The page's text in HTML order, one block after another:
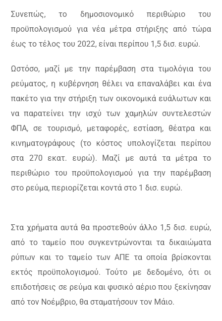
Συνεπώς, το δημοσιονομικό περιθώριο του
προϋπολογισμού για νέα μέτρα στήριξης από τώρα
έως το τέλος του 2022, είναι περίπου 1,5 δισ. ευρώ.
Ωστόσο, μαζί με την παρέμβαση στα τιμολόγια του
ρεύματος, η κυβέρνηση θέλει να επαναλάβει και ένα
πακέτο για την στήριξη των οικονομικά ευάλωτων και
να παρατείνει την ισχύ των χαμηλών συντελεστών
ΦΠΑ, σε τουρισμό, μεταφορές, εστίαση, θέατρα και
κινηματογράφους (το κόστος υπολογίζεται περίπου
στα 270 εκατ. ευρώ). Μαζί με αυτά τα μέτρα το
περιθώριο του προϋπολογισμού για την παρέμβαση
στο ρεύμα, περιορίζεται κοντά στο 1 δισ. ευρώ.
Στα χρήματα αυτά θα προστεθούν άλλο 1,5 δισ. ευρώ,
από το ταμείο που συγκεντρώνονται τα δικαιώματα
ρύπων και το ταμείο των ΑΠΕ τα οποία βρίσκονται
εκτός προϋπολογισμού. Τούτο με δεδομένο, ότι οι
επιδοτήσεις σε ρεύμα και φυσικό αέριο που ξεκίνησαν
από τον Νοέμβριο, θα σταματήσουν τον Μάιο.